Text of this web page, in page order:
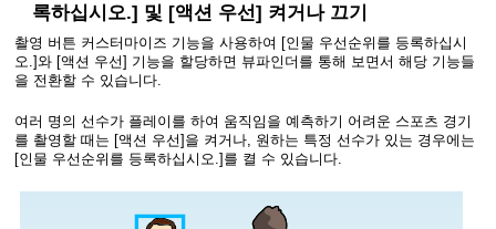
록하십시오.] 및 [액션 우선] 켜거나 끄기
촬영 버튼 커스터마이즈 기능을 사용하여 [인물 우선순위를 등록하십시
오.]와 [액션 우선] 기능을 할당하면 뷰파인더를 통해 보면서 해당 기능들
을 전환할 수 있습니다.
여러 명의 선수가 플레이를 하여 움직임을 예측하기 어려운 스포츠 경기
를 촬영할 때는 [액션 우선]을 켜거나, 원하는 특정 선수가 있는 경우에는
[인물 우선순위를 등록하십시오.]를 켤 수 있습니다.